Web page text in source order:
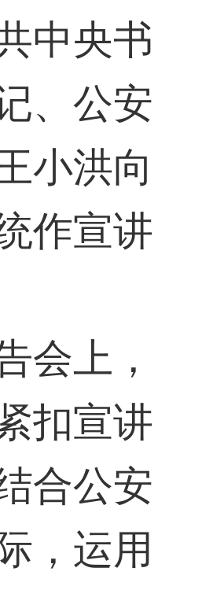
中央书
、公安
小洪向
作宣讲
上，
扣宣讲
合公安
，运用